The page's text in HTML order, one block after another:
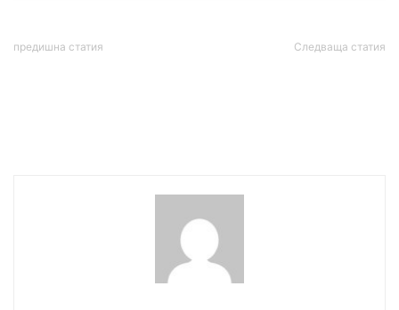
предишна статия Следваща статия